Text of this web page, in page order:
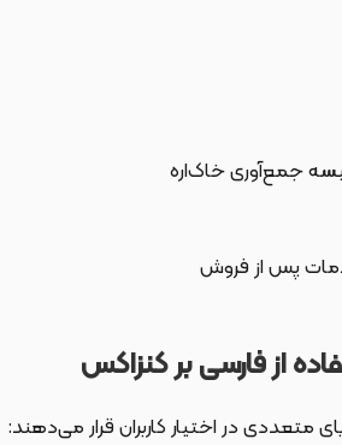
جمع‌آوری خاک‌اره
پس از فروش
از فارسی بر کنزاکس
متعددی در اختیار کاربران قرار می‌دهند: